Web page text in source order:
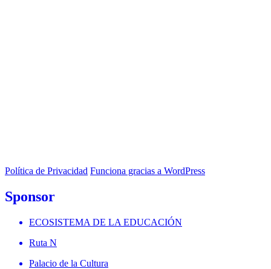
Política de Privacidad Funciona gracias a WordPress
Sponsor
ECOSISTEMA DE LA EDUCACIÓN
Ruta N
Palacio de la Cultura